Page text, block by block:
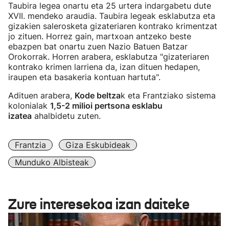
Taubira legea onartu eta 25 urtera indargabetu dute
XVII. mendeko araudia. Taubira legeak esklabutza eta
gizakien salerosketa gizateriaren kontrako krimentzat
jo zituen. Horrez gain, martxoan antzeko beste
ebazpen bat onartu zuen Nazio Batuen Batzar
Orokorrak. Horren arabera, esklabutza "gizateriaren
kontrako krimen larriena da, izan dituen hedapen,
iraupen eta basakeria kontuan hartuta".
Adituen arabera, Kode beltzak eta Frantziako sistema
kolonialak 1,5-2 milioi pertsona esklabu
izatea ahalbidetu zuten.
Frantzia
Giza Eskubideak
Munduko Albisteak
Zure interesekoa izan daiteke